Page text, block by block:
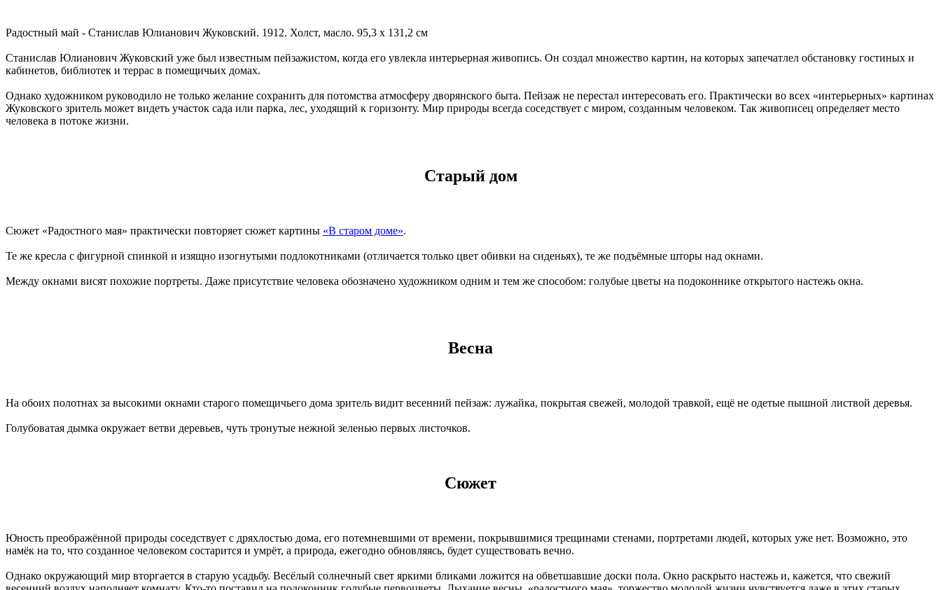
Радостный май - Станислав Юлианович Жуковский. 1912. Холст, масло. 95,3 x 131,2 см
Станислав Юлианович Жуковский уже был известным пейзажистом, когда его увлекла интерьерная живопись. Он создал множество картин, на которых запечатлел обстановку гостиных и
кабинетов, библиотек и террас в помещичьих домах.
Однако художником руководило не только желание сохранить для потомства атмосферу дворянского быта. Пейзаж не перестал интересовать его. Практически во всех «интерьерных» картинах
Жуковского зритель может видеть участок сада или парка, лес, уходящий к горизонту. Мир природы всегда соседствует с миром, созданным человеком. Так живописец определяет место
человека в потоке жизни.
Старый дом
Сюжет «Радостного мая» практически повторяет сюжет картины «В старом доме».
Те же кресла с фигурной спинкой и изящно изогнутыми подлокотниками (отличается только цвет обивки на сиденьях), те же подъёмные шторы над окнами.
Между окнами висят похожие портреты. Даже присутствие человека обозначено художником одним и тем же способом: голубые цветы на подоконнике открытого настежь окна.
Весна
На обоих полотнах за высокими окнами старого помещичьего дома зритель видит весенний пейзаж: лужайка, покрытая свежей, молодой травкой, ещё не одетые пышной листвой деревья.
Голубоватая дымка окружает ветви деревьев, чуть тронутые нежной зеленью первых листочков.
Сюжет
Юность преображённой природы соседствует с дряхлостью дома, его потемневшими от времени, покрывшимися трещинами стенами, портретами людей, которых уже нет. Возможно, это
намёк на то, что созданное человеком состарится и умрёт, а природа, ежегодно обновляясь, будет существовать вечно.
Однако окружающий мир вторгается в старую усадьбу. Весёлый солнечный свет яркими бликами ложится на обветшавшие доски пола. Окно раскрыто настежь и, кажется, что свежий